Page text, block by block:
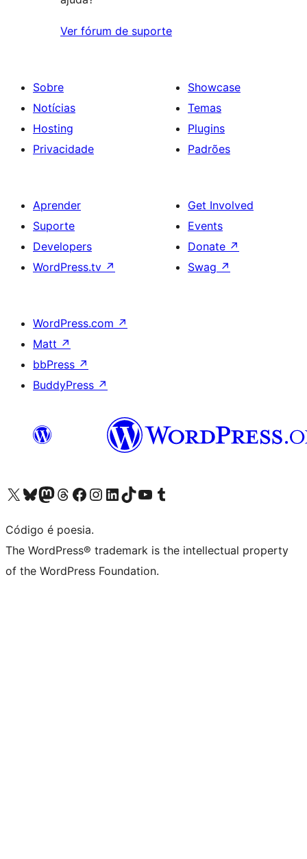
Ver fórum de suporte
Sobre
Notícias
Hosting
Privacidade
Showcase
Temas
Plugins
Padrões
Aprender
Suporte
Developers
WordPress.tv ↗
Get Involved
Events
Donate ↗
Swag ↗
WordPress.com ↗
Matt ↗
bbPress ↗
BuddyPress ↗
Visite a nossa conta X (antigo Twitter)
Visit our Bluesky account
Visit our Mastodon account
Visit our Threads account
Visite a nossa página do Facebook
Visite a nossa conta no Instagram
Visite a nossa conta no LinkedIn
Visit our TikTok account
Visit our YouTube channel
Visit our Tumblr account
Código é poesia.
The WordPress® trademark is the intellectual property
of the WordPress Foundation.